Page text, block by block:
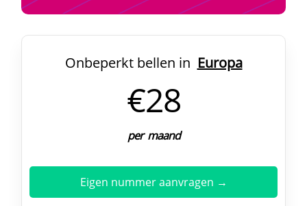
Onbeperkt bellen in Europa
€28
per maand
Eigen nummer aanvragen →